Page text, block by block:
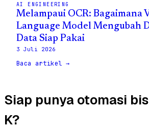
AI ENGINEERING
Melampaui OCR: Bagaimana
Language Model Mengubah
Data Siap Pakai
3 Juli 2026
Baca artikel →
Siap punya otomasi
K?